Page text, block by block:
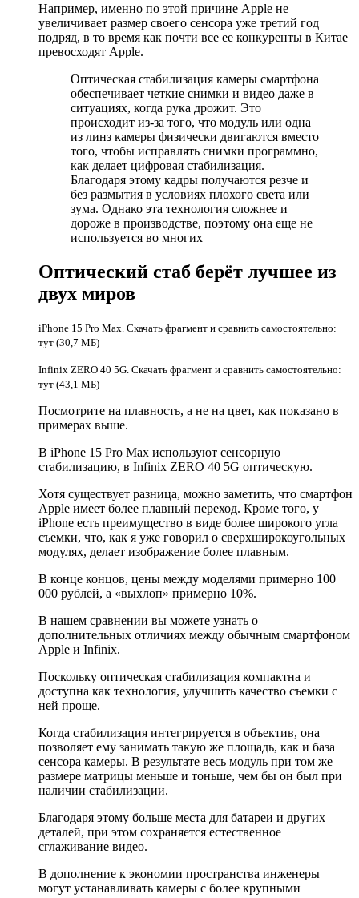
Например, именно по этой причине Apple не
увеличивает размер своего сенсора уже третий год
подряд, в то время как почти все ее конкуренты в Китае
превосходят Apple.
Оптическая стабилизация камеры смартфона
обеспечивает четкие снимки и видео даже в
ситуациях, когда рука дрожит. Это
происходит из-за того, что модуль или одна
из линз камеры физически двигаются вместо
того, чтобы исправлять снимки программно,
как делает цифровая стабилизация.
Благодаря этому кадры получаются резче и
без размытия в условиях плохого света или
зума. Однако эта технология сложнее и
дороже в производстве, поэтому она еще не
используется во многих
Оптический стаб берёт лучшее из
двух миров
iPhone 15 Pro Max. Скачать фрагмент и сравнить самостоятельно:
тут (30,7 МБ)
Infinix ZERO 40 5G. Скачать фрагмент и сравнить самостоятельно:
тут (43,1 МБ)
Посмотрите на плавность, а не на цвет, как показано в
примерах выше.
В iPhone 15 Pro Max используют сенсорную
стабилизацию, в Infinix ZERO 40 5G оптическую.
Хотя существует разница, можно заметить, что смартфон
Apple имеет более плавный переход. Кроме того, у
iPhone есть преимущество в виде более широкого угла
съемки, что, как я уже говорил о сверхширокоугольных
модулях, делает изображение более плавным.
В конце концов, цены между моделями примерно 100
000 рублей, а «выхлоп» примерно 10%.
В нашем сравнении вы можете узнать о
дополнительных отличиях между обычным смартфоном
Apple и Infinix.
Поскольку оптическая стабилизация компактна и
доступна как технология, улучшить качество съемки с
ней проще.
Когда стабилизация интегрируется в объектив, она
позволяет ему занимать такую же площадь, как и база
сенсора камеры. В результате весь модуль при том же
размере матрицы меньше и тоньше, чем бы он был при
наличии стабилизации.
Благодаря этому больше места для батареи и других
деталей, при этом сохраняется естественное
сглаживание видео.
В дополнение к экономии пространства инженеры
могут устанавливать камеры с более крупными